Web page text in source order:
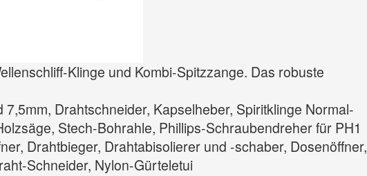
Klinge und Kombi-Spitzzange. Das robuste
Drahtschneider, Kapselheber, Spiritklinge Normal-
Stech-Bohrahle, Phillips-Schraubendreher für PH1
Drahtbieger, Drahtabisolierer und -schaber, Dosenöffner,
Schneider, Nylon-Gürteletui